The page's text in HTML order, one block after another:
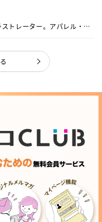
トレーター。アパレル・キ